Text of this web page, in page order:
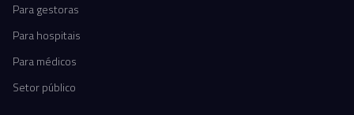
Para gestoras
Para hospitais
Para médicos
Setor público